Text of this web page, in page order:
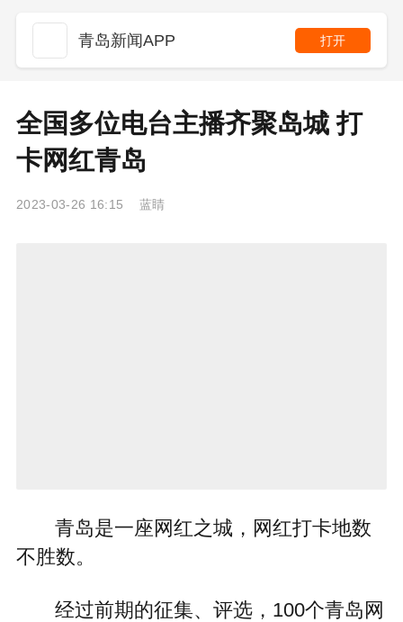
青岛新闻APP 打开
全国多位电台主播齐聚岛城 打
卡网红青岛
2023-03-26 16:15 蓝睛
青岛是一座网红之城，网红打卡地数
不胜数。
经过前期的征集、评选，100个青岛网